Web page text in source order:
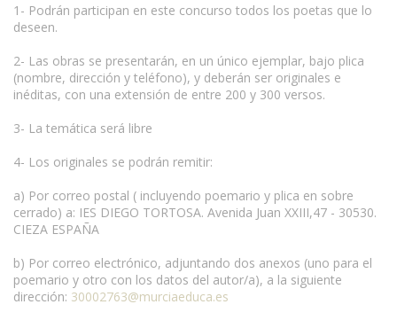
1- Podrán participan en este concurso todos los poetas que lo
deseen.
2- Las obras se presentarán, en un único ejemplar, bajo plica
(nombre, dirección y teléfono), y deberán ser originales e
inéditas, con una extensión de entre 200 y 300 versos.
3- La temática será libre
4- Los originales se podrán remitir:
a) Por correo postal ( incluyendo poemario y plica en sobre
cerrado) a: IES DIEGO TORTOSA. Avenida Juan XXIII,47 - 30530.
CIEZA ESPAÑA
b) Por correo electrónico, adjuntando dos anexos (uno para el
poemario y otro con los datos del autor/a), a la siguiente
dirección: 30002763@murciaeduca.es